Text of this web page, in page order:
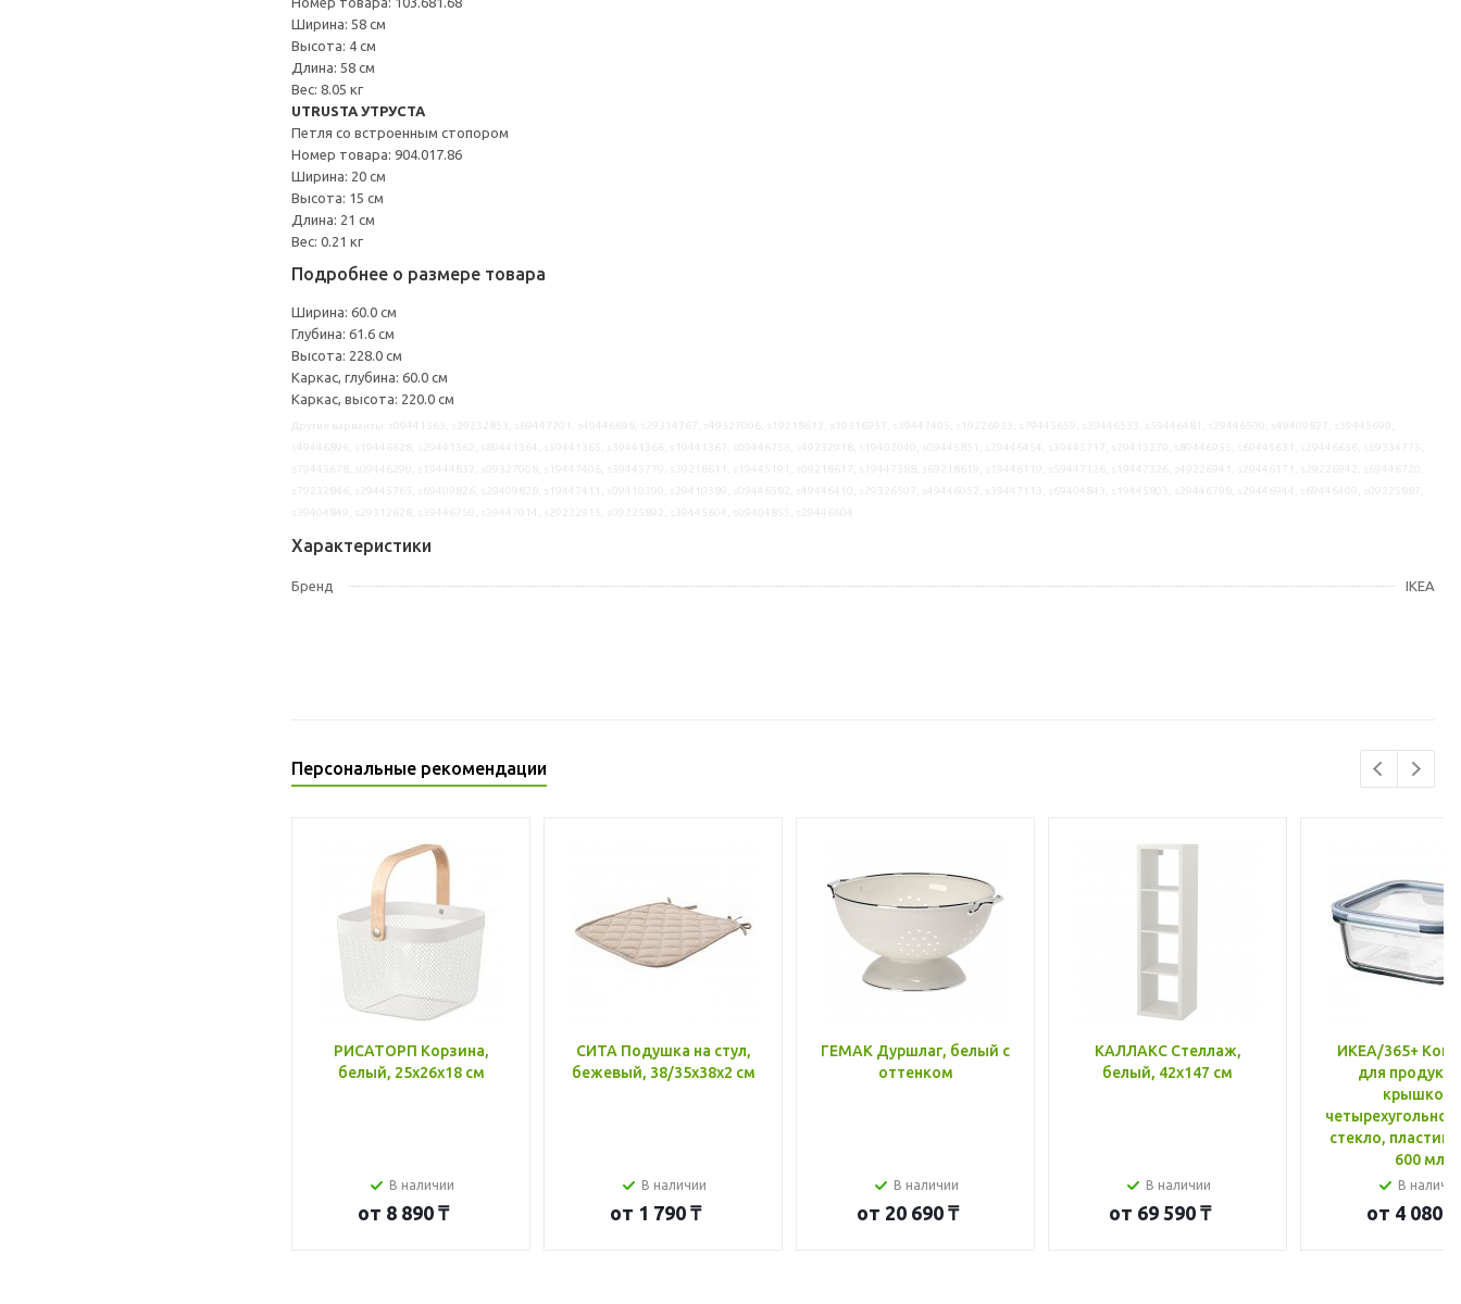
Ширина: 58 см
Высота: 4 см
Длина: 58 см
Вес: 8.05 кг
UTRUSTA УТРУСТА
Петля со встроенным стопором
Номер товара: 904.017.86
Ширина: 20 см
Высота: 15 см
Длина: 21 см
Вес: 0.21 кг
Подробнее о размере товара
Ширина: 60.0 см
Глубина: 61.6 см
Высота: 228.0 см
Каркас, глубина: 60.0 см
Каркас, высота: 220.0 см
Характеристики
Бренд IKEA
Персональные рекомендации
РИСАТОРП Корзина,
белый, 25x26x18 см
В наличии
от 8 890 ₸
СИТА Подушка на стул,
бежевый, 38/35x38x2 см
В наличии
от 1 790 ₸
ГЕМАК Дуршлаг, белый с
оттенком
В наличии
от 20 690 ₸
КАЛЛАКС Стеллаж,
белый, 42x147 см
В наличии
от 69 590 ₸
ИКЕА/365+
для
крышкой,
стекло, пластик
600 мл
В
от 4 080 ₸